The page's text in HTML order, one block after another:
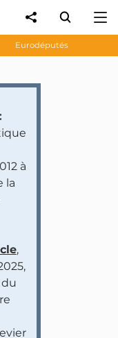
Eurodéputés
à
la
,